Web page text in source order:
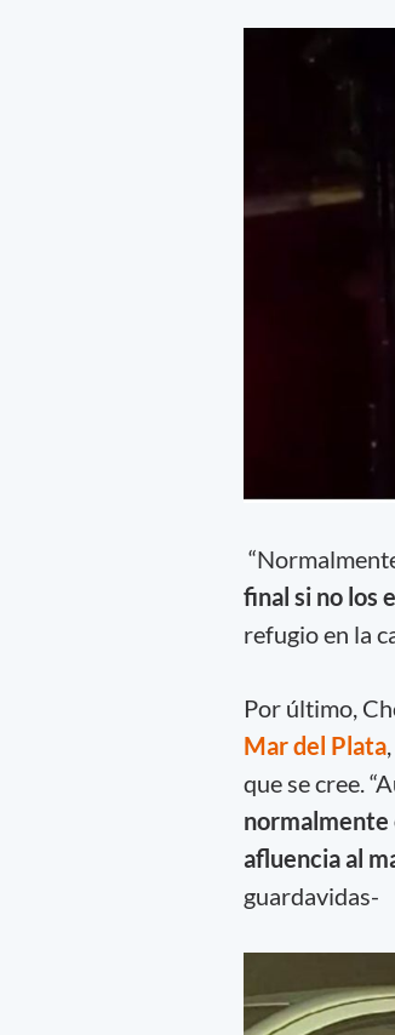
final si no los
refugio en la
Por último,
Mar del Plata
que se cree.
normalmente
afluencia al
guardavidas-